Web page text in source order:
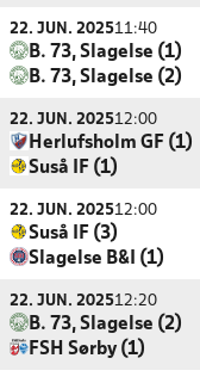
22. JUN. 202511:40
B. 73, Slagelse (1)
B. 73, Slagelse (2)
22. JUN. 202512:00
Herlufsholm GF (1)
Suså IF (1)
22. JUN. 202512:00
Suså IF (3)
Slagelse B&I (1)
22. JUN. 202512:20
B. 73, Slagelse (2)
FSH Sørby (1)